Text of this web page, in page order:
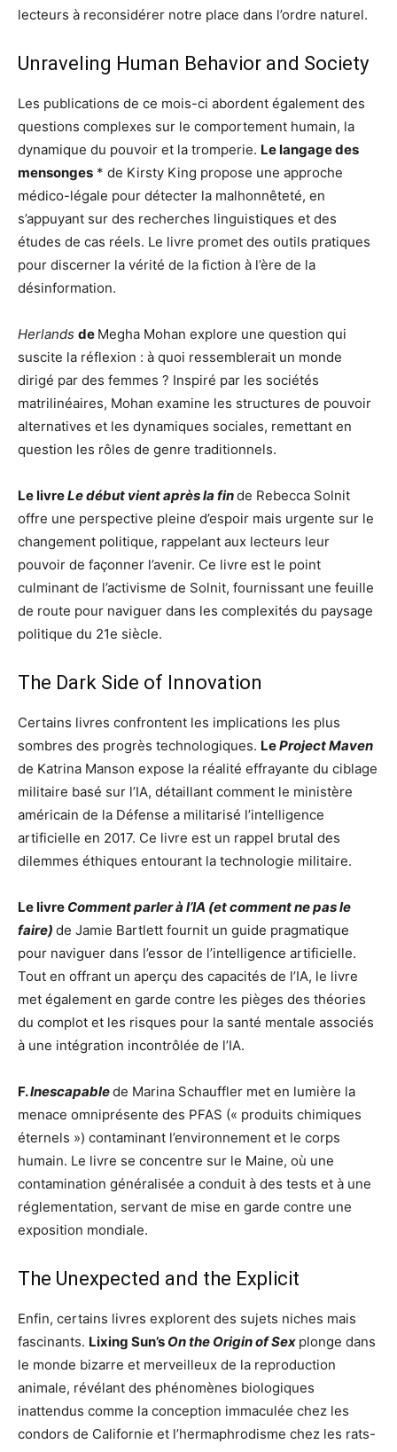
lecteurs à reconsidérer notre place dans l’ordre naturel.
Unraveling Human Behavior and Society
Les publications de ce mois-ci abordent également des
questions complexes sur le comportement humain, la
dynamique du pouvoir et la tromperie. Le langage des
mensonges * de Kirsty King propose une approche
médico-légale pour détecter la malhonnêteté, en
s’appuyant sur des recherches linguistiques et des
études de cas réels. Le livre promet des outils pratiques
pour discerner la vérité de la fiction à l’ère de la
désinformation.
Herlands de Megha Mohan explore une question qui
suscite la réflexion : à quoi ressemblerait un monde
dirigé par des femmes ? Inspiré par les sociétés
matrilinéaires, Mohan examine les structures de pouvoir
alternatives et les dynamiques sociales, remettant en
question les rôles de genre traditionnels.
Le livreLe début vient après la finde Rebecca Solnit
offre une perspective pleine d’espoir mais urgente sur le
changement politique, rappelant aux lecteurs leur
pouvoir de façonner l’avenir. Ce livre est le point
culminant de l’activisme de Solnit, fournissant une feuille
de route pour naviguer dans les complexités du paysage
politique du 21e siècle.
The Dark Side of Innovation
Certains livres confrontent les implications les plus
sombres des progrès technologiques. LeProject Maven
de Katrina Manson expose la réalité effrayante du ciblage
militaire basé sur l’IA, détaillant comment le ministère
américain de la Défense a militarisé l’intelligence
artificielle en 2017. Ce livre est un rappel brutal des
dilemmes éthiques entourant la technologie militaire.
Le livre Comment parler à l’IA (et comment ne pas le
faire) de Jamie Bartlett fournit un guide pragmatique
pour naviguer dans l’essor de l’intelligence artificielle.
Tout en offrant un aperçu des capacités de l’IA, le livre
met également en garde contre les pièges des théories
du complot et les risques pour la santé mentale associés
à une intégration incontrôlée de l’IA.
F.Inescapablede Marina Schauffler met en lumière la
menace omniprésente des PFAS (« produits chimiques
éternels ») contaminant l’environnement et le corps
humain. Le livre se concentre sur le Maine, où une
contamination généralisée a conduit à des tests et à une
réglementation, servant de mise en garde contre une
exposition mondiale.
The Unexpected and the Explicit
Enfin, certains livres explorent des sujets niches mais
fascinants. Lixing Sun’s On the Origin of Sex plonge dans
le monde bizarre et merveilleux de la reproduction
animale, révélant des phénomènes biologiques
inattendus comme la conception immaculée chez les
condors de Californie et l’hermaphrodisme chez les rats-